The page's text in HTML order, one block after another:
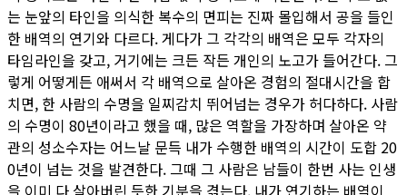
는 눈앞의 타인을 의식한 복수의 면피는 진짜 몰입해서 공을 들인
한 배역의 연기와 다르다. 게다가 그 각각의 배역은 모두 각자의
타임라인을 갖고, 거기에는 크든 작든 개인의 노고가 들어간다. 그
렇게 어떻게든 애써서 각 배역으로 살아온 경험의 절대시간을 합
치면, 한 사람의 수명을 일찌감치 뛰어넘는 경우가 허다하다. 사람
의 수명이 80년이라고 했을 때, 많은 역할을 가장하며 살아온 약
관의 성소수자는 어느날 문득 내가 수행한 배역의 시간이 도합 20
0년이 넘는 것을 발견한다. 그때 그 사람은 남들이 한번 사는 인생
을 이미 다 살아버린 듯한 기분을 겪는다. 내가 연기하는 배역이